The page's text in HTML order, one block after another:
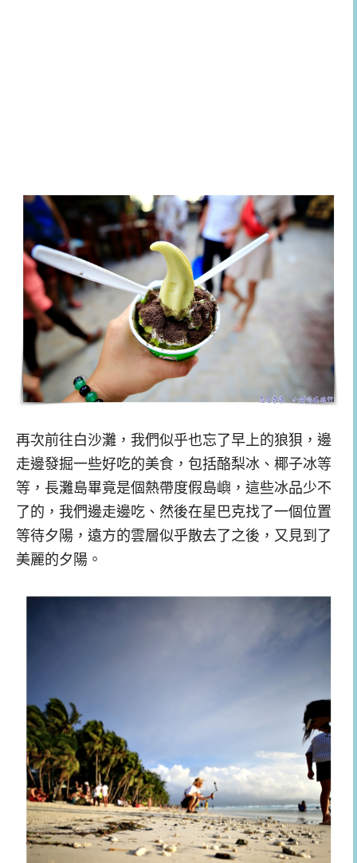
再次前往白沙灘，我們似乎也忘了早上的狼狽，邊
走邊發掘一些好吃的美食，包括酪梨冰、椰子冰等
等，長灘島畢竟是個熱帶度假島嶼，這些冰品少不
了的，我們邊走邊吃、然後在星巴克找了一個位置
等待夕陽，遠方的雲層似乎散去了之後，又見到了
美麗的夕陽。